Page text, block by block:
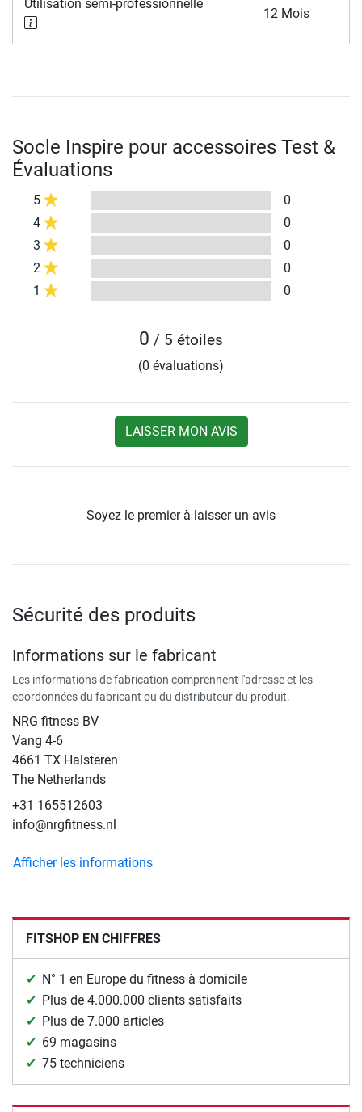
Utilisation semi-professionnelle
12 Mois
Socle Inspire pour accessoires Test &
Évaluations
5
0
4
0
3
0
2
0
1
0
0 / 5 étoiles
(0 évaluations)
LAISSER MON AVIS
Soyez le premier à laisser un avis
Sécurité des produits
Informations sur le fabricant
Les informations de fabrication comprennent l'adresse et les
coordonnées du fabricant ou du distributeur du produit.
NRG fitness BV
Vang 4-6
4661 TX Halsteren
The Netherlands
+31 165512603
info@nrgfitness.nl
Afficher les informations
FITSHOP EN CHIFFRES
N° 1 en Europe du fitness à domicile
Plus de 4.000.000 clients satisfaits
Plus de 7.000 articles
69 magasins
75 techniciens